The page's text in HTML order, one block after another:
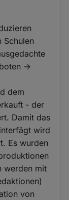
Schulen
->
dem
- der
Damit das
wird
Es wurden
werden mit
von